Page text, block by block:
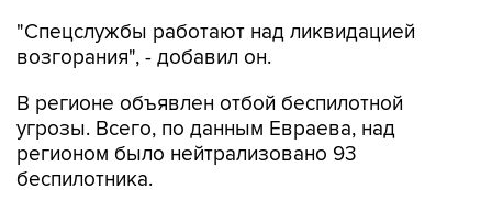
"Спецслужбы работают над ликвидацией
возгорания", - добавил он.
В регионе объявлен отбой беспилотной
угрозы. Всего, по данным Евраева, над
регионом было нейтрализовано 93
беспилотника.